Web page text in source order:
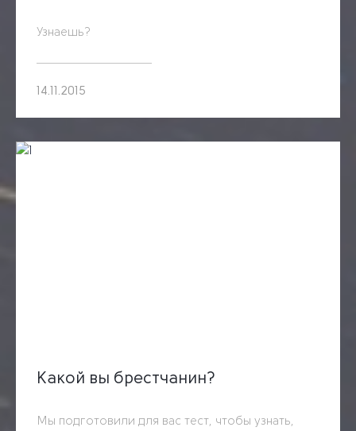
Узнаешь?
14.11.2015
Какой вы брестчанин?
Мы подготовили для вас тест, чтобы узнать,